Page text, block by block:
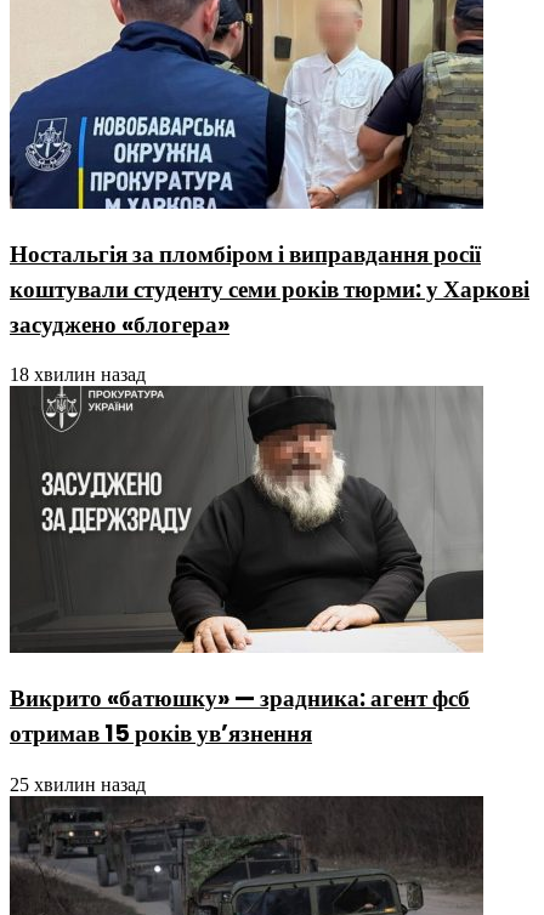
Ностальгія за пломбіром і виправдання росії
коштували студенту семи років тюрми: у Харкові
засуджено «блогера»
18 хвилин назад
Викрито «батюшку» — зрадника: агент фсб
отримав 15 років ув’язнення
25 хвилин назад